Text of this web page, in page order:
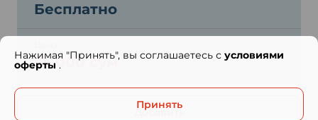
Бесплатно
55 000 сум
Добавить
Нажимая "Принять", вы соглашаетесь с условиями
оферты .
Принять